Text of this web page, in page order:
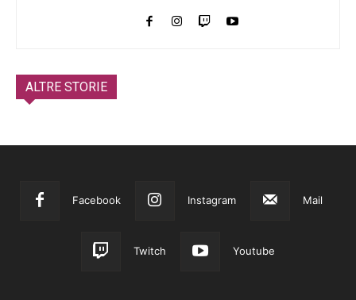
ALTRE STORIE
Facebook Instagram Mail
Twitch Youtube